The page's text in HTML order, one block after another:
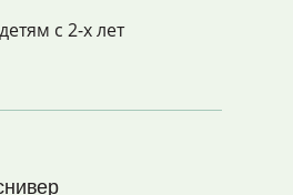
с 2-х лет